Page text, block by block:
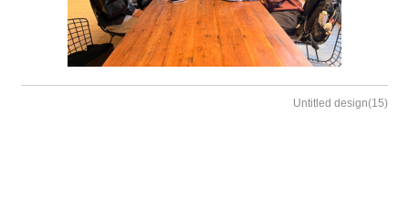
Untitled design(15)